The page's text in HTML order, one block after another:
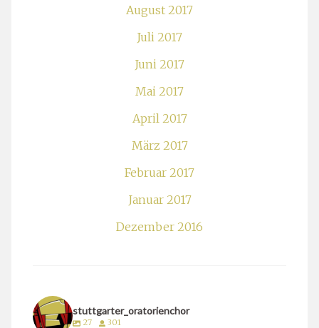
August 2017
Juli 2017
Juni 2017
Mai 2017
April 2017
März 2017
Februar 2017
Januar 2017
Dezember 2016
stuttgarter_oratorienchor
27 301